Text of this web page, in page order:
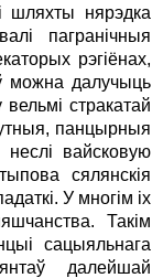
шляхты нярэдка
пагранічныя
рэгіёнах,
можна далучыць
стракатай
панцырныя
вайсковую
сялянскія
У многім іх
Такім
сацыяльнага
далейшай